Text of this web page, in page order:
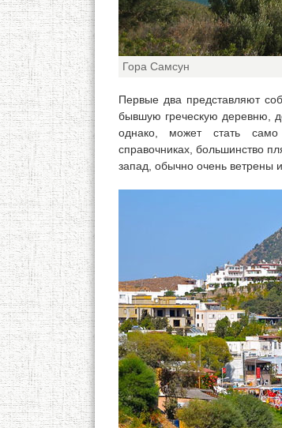
Гора Самсун
Первые два представляют
бывшую греческую деревню,
однако, может стать само
справочниках, большинство
запад, обычно очень ветрены